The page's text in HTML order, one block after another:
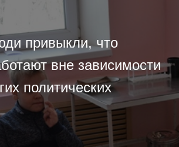
привыкли, что
вне зависимости
политических